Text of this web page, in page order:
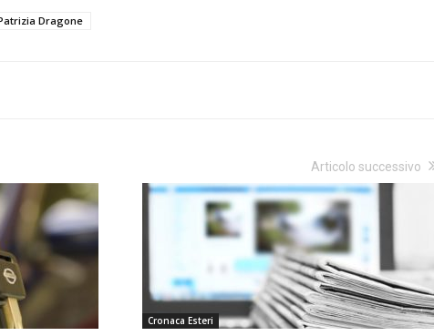
Dragone
Articolo successivo
Cronaca Esteri